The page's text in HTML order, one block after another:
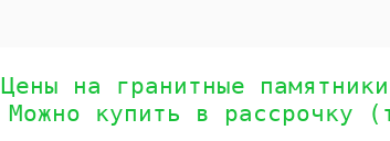
Цены на гранитные
Можно купить в рассрочку